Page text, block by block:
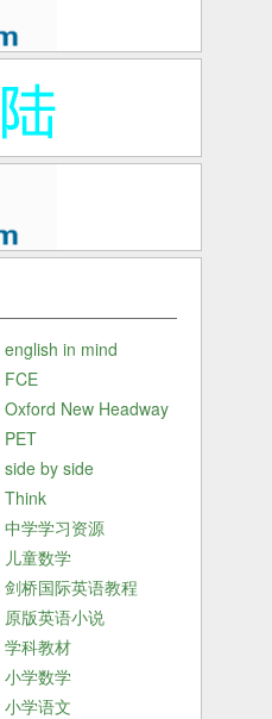
english in mind
FCE
Oxford New Headway
PET
side by side
Think
中学学习资源
儿童数学
剑桥国际英语教程
原版英语小说
学科教材
小学数学
小学语文